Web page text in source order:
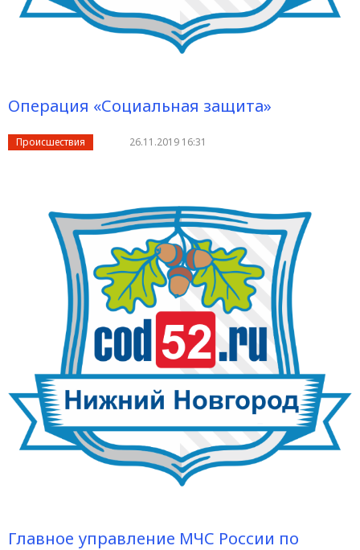
Операция «Социальная защита»
Происшествия 26.11.2019 16:31
Главное управление МЧС России по